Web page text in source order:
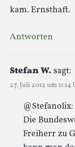
kam. Ernsthaft.
Antworten
Stefan W. sagt:
27. Juli 2012 um 11:14
@Stefanolix:
Die
Freiherr zu